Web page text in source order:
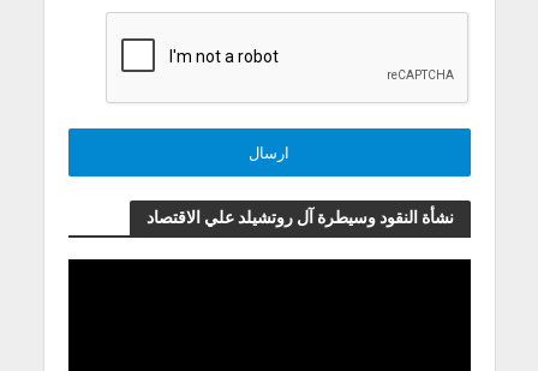
نشأة النقود وسيطرة آل روتشيلد علي الاقتصاد